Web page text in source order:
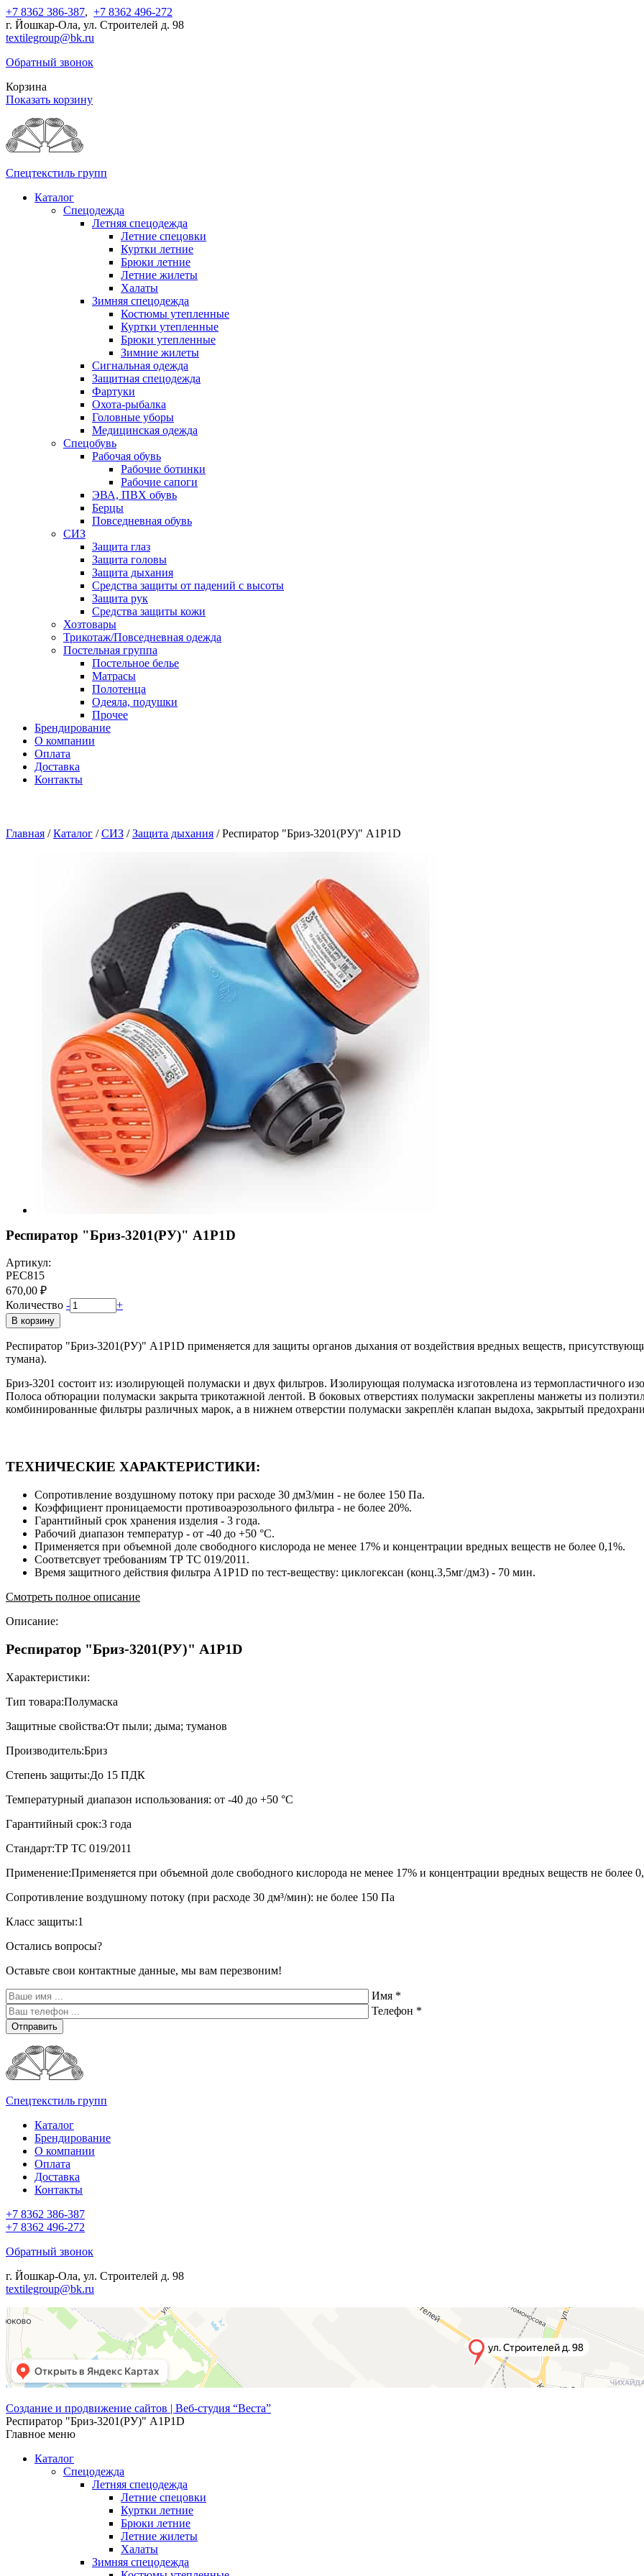
+7 8362 386-387, +7 8362 496-272
г. Йошкар-Ола, ул. Строителей д. 98
textilegroup@bk.ru
Обратный звонок
Корзина
Показать корзину
Спецтекстиль групп
Каталог
Спецодежда
Летняя спецодежда
Летние спецовки
Куртки летние
Брюки летние
Летние жилеты
Халаты
Зимняя спецодежда
Костюмы утепленные
Куртки утепленные
Брюки утепленные
Зимние жилеты
Сигнальная одежда
Защитная спецодежда
Фартуки
Охота-рыбалка
Головные уборы
Медицинская одежда
Спецобувь
Рабочая обувь
Рабочие ботинки
Рабочие сапоги
ЭВА, ПВХ обувь
Берцы
Повседневная обувь
СИЗ
Защита глаз
Защита головы
Защита дыхания
Средства защиты от падений с высоты
Защита рук
Средства защиты кожи
Хозтовары
Трикотаж/Повседневная одежда
Постельная группа
Постельное белье
Матрасы
Полотенца
Одеяла, подушки
Прочее
Брендирование
О компании
Оплата
Доставка
Контакты
Главная / Каталог / СИЗ / Защита дыхания / Респиратор "Бриз-3201(РУ)" А1Р1D
Респиратор "Бриз-3201(РУ)" А1Р1D
Артикул:
РЕС815
670,00 ₽
Количество - +
В корзину
Респиратор "Бриз-3201(РУ)" А1Р1D применяется для защиты органов дыхания от воздействия вредных веществ,
тумана).
Бриз-3201 состоит из: изолирующей полумаски и двух фильтров. Изолирующая полумаска изготовлена из термопластичного
Полоса обтюрации полумаски закрыта трикотажной лентой. В боковых отверстиях полумаски закреплены манжеты из
комбинированные фильтры различных марок, а в нижнем отверстии полумаски закреплён клапан выдоха, закрытый
ТЕХНИЧЕСКИЕ ХАРАКТЕРИСТИКИ:
Сопротивление воздушному потоку при расходе 30 дм3/мин - не более 150 Па.
Коэффициент проницаемости противоаэрозольного фильтра - не более 20%.
Гарантийный срок хранения изделия - 3 года.
Рабочий диапазон температур - от -40 до +50 °С.
Применяется при объемной доле свободного кислорода не менее 17% и концентрации вредных веществ не более 0,1%.
Соответсвует требованиям ТР ТС 019/2011.
Время защитного действия фильтра А1Р1D по тест-веществу: циклогексан (конц.3,5мг/дм3) - 70 мин.
Смотреть полное описание
Описание:
Респиратор "Бриз-3201(РУ)" А1Р1D
Характеристики:
Тип товара:Полумаска
Защитные свойства:От пыли; дыма; туманов
Производитель:Бриз
Степень защиты:До 15 ПДК
Температурный диапазон использования: от -40 до +50 °С
Гарантийный срок:3 года
Стандарт:ТР ТС 019/2011
Применение:Применяется при объемной доле свободного кислорода не менее 17% и концентрации вредных веществ не более
Сопротивление воздушному потоку (при расходе 30 дм³/мин): не более 150 Па
Класс защиты:1
Остались вопросы?
Оставьте свои контактные данные, мы вам перезвоним!
Имя *
Телефон *
Отправить
Спецтекстиль групп
Каталог
Брендирование
О компании
Оплата
Доставка
Контакты
+7 8362 386-387
+7 8362 496-272
Обратный звонок
г. Йошкар-Ола, ул. Строителей д. 98
textilegroup@bk.ru
Создание и продвижение сайтов | Веб-студия “Веста”
Респиратор "Бриз-3201(РУ)" А1Р1D
Главное меню
Каталог
Спецодежда
Летняя спецодежда
Летние спецовки
Куртки летние
Брюки летние
Летние жилеты
Халаты
Зимняя спецодежда